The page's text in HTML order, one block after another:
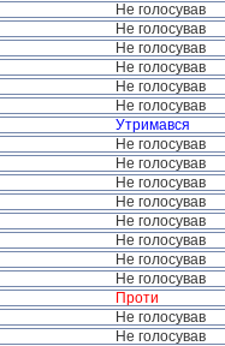
Не голосував
Не голосував
Не голосував
Не голосував
Не голосував
Не голосував
Утримався
Не голосував
Не голосував
Не голосував
Не голосував
Не голосував
Не голосував
Не голосував
Не голосував
Проти
Не голосував
Не голосував